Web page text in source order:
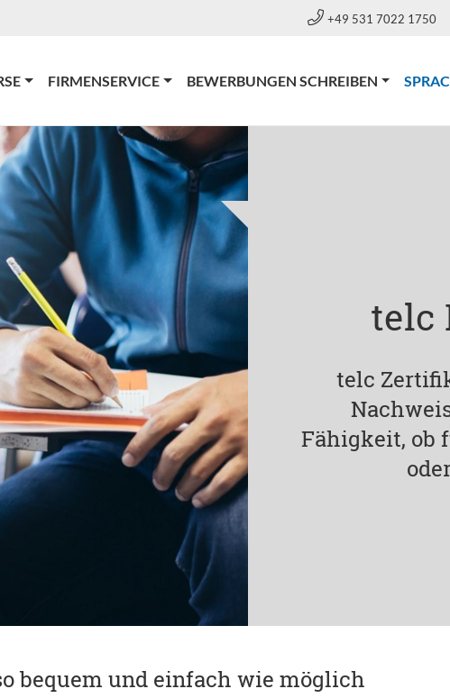
+49 531 7022 1750
FIRMENSERVICE BEWERBUNGEN SCHREIBEN
telc
telc
Fähigkeit, ob
bequem und einfach wie möglich